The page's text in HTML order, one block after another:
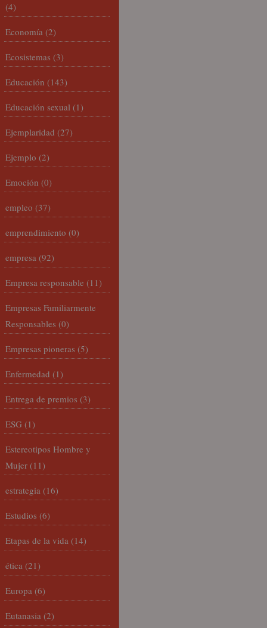
(4)
Economía (2)
Ecosistemas (3)
Educación (143)
Educación sexual (1)
Ejemplaridad (27)
Ejemplo (2)
Emoción (0)
empleo (37)
emprendimiento (0)
empresa (92)
Empresa responsable (11)
Empresas Familiarmente
Responsables (0)
Empresas pioneras (5)
Enfermedad (1)
Entrega de premios (3)
ESG (1)
Estereotipos Hombre y
Mujer (11)
estrategia (16)
Estudios (6)
Etapas de la vida (14)
ética (21)
Europa (6)
Eutanasia (2)